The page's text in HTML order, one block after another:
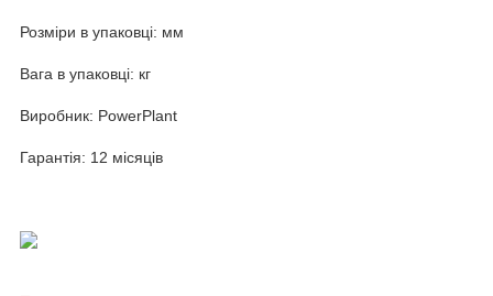
Розміри в упаковці: мм
Вага в упаковці: кг
Виробник: PowerPlant
Гарантія: 12 місяців